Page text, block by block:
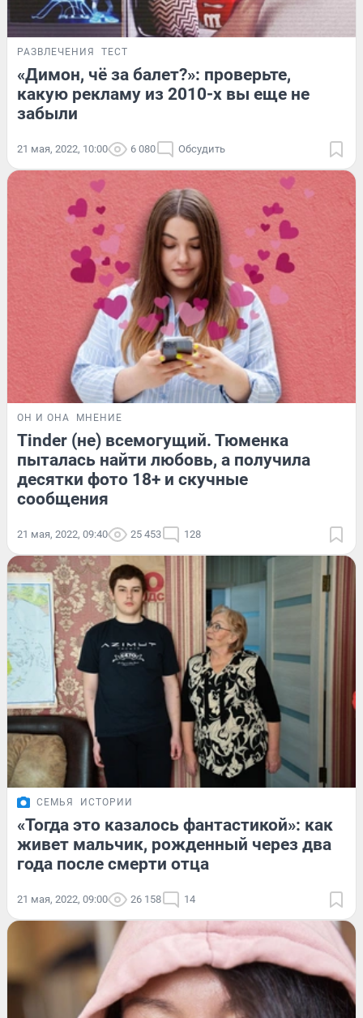
РАЗВЛЕЧЕНИЯ ТЕСТ
«Димон, чё за балет?»: проверьте,
какую рекламу из 2010-х вы еще не
забыли
21 мая, 2022, 10:00 6 080 Обсудить
ОН И ОНА МНЕНИЕ
Tinder (не) всемогущий. Тюменка
пыталась найти любовь, а получила
десятки фото 18+ и скучные
сообщения
21 мая, 2022, 09:40 25 453 128
СЕМЬЯ ИСТОРИИ
«Тогда это казалось фантастикой»: как
живет мальчик, рожденный через два
года после смерти отца
21 мая, 2022, 09:00 26 158 14